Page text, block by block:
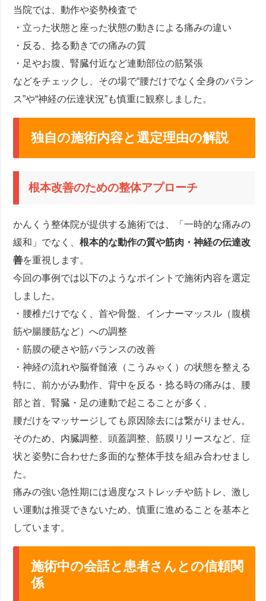
当院では、動作や姿勢検査で
・立った状態と座った状態の動きによる痛みの違い
・反る、捻る動きでの痛みの質
・足やお腹、腎臓付近など連動部位の筋緊張
などをチェックし、その場で“腰だけでなく全身のバラン
ス”や“神経の伝達状況”も慎重に観察しました。
独自の施術内容と選定理由の解説
根本改善のための整体アプローチ
かんくう整体院が提供する施術では、「一時的な痛みの
緩和」でなく、根本的な動作の質や筋肉・神経の伝達改
善を重視します。
今回の事例では以下のようなポイントで施術内容を選定
しました。
・腰椎だけでなく、首や骨盤、インナーマッスル（腹横
筋や腸腰筋など）への調整
・筋膜の硬さや筋バランスの改善
・神経の流れや脳脊髄液（こうみゃく）の状態を整える
特に、前かがみ動作、背中を反る・捻る時の痛みは、腰
部と首、腎臓・足の連動で起こることが多く、
腰だけをマッサージしても原因除去には繋がりません。
そのため、内臓調整、頭蓋調整、筋膜リリースなど、症
状と姿勢に合わせた多面的な整体手技を組み合わせまし
た。
痛みの強い急性期には過度なストレッチや筋トレ、激し
い運動は推奨できないため、慎重に進めることを基本と
しています。
施術中の会話と患者さんとの信頼関
係